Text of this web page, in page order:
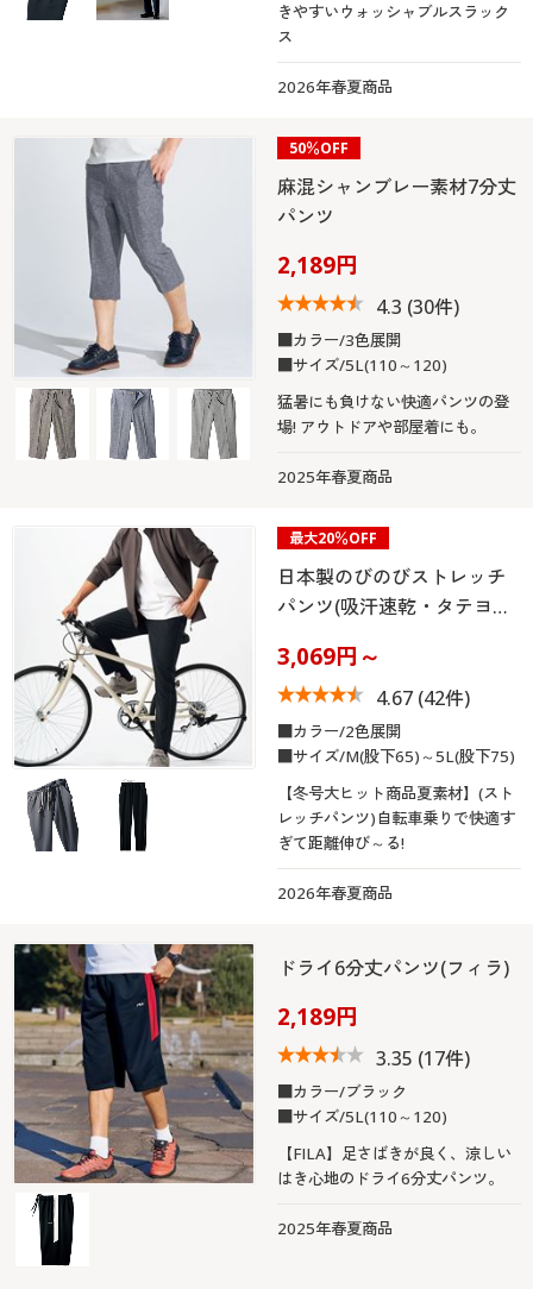
きやすいウォッシャブルスラック
ス
2026年春夏商品
50％OFF
麻混シャンブレー素材7分丈
パンツ
2,189円
4.3 (30件)
■カラー/3色展開
■サイズ/5L(110～120)
猛暑にも負けない快適パンツの登
場! アウトドアや部屋着にも。
2025年春夏商品
最大20％OFF
日本製のびのびストレッチ
パンツ(吸汗速乾・タテヨ…
3,069円～
4.67(42件)
■カラー/2色展開
■サイズ/M(股下65)～5L(股下75)
【冬号大ヒット商品夏素材】(スト
レッチパンツ)自転車乗りで快適す
ぎて距離伸び～る!
2026年春夏商品
ドライ6分丈パンツ(フィラ)
2,189円
3.35 (17件)
■カラー/ブラック
■サイズ/5L(110～120)
【FILA】足さばきが良く、涼しい
はき心地のドライ6分丈パンツ。
2025年春夏商品